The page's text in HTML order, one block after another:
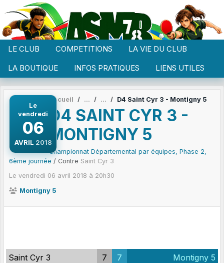
LE CLUB COMPETITIONS
LA VIE DU CLUB
LA BOUTIQUE
INFOS PRATIQUES LIENS UTILES
Le
vendredi
06
AVRIL 2018
Accueil D4 Saint Cyr 3 - Montigny 5
D4 SAINT CYR 3 -
MONTIGNY 5
Championnat Départemental par équipes, Phase 2,
6ème journée / Contre Saint Cyr 3
Le vendredi 06 avril 2018 à 20h30
Montigny 5
Saint Cyr 3 7 7 Montigny 5
Panneau de gestion des cookies